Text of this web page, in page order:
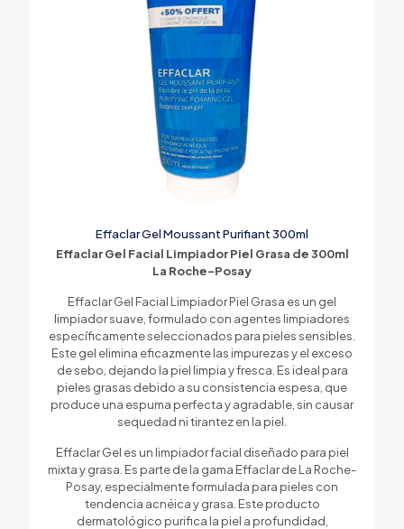
Effaclar Gel Moussant Purifiant 300ml
Effaclar Gel Facial Limpiador Piel Grasa de 300ml
La Roche-Posay
Effaclar Gel Facial Limpiador Piel Grasa es un gel
limpiador suave, formulado con agentes limpiadores
específicamente seleccionados para pieles sensibles.
Este gel elimina eficazmente las impurezas y el exceso
de sebo, dejando la piel limpia y fresca. Es ideal para
pieles grasas debido a su consistencia espesa, que
produce una espuma perfecta y agradable, sin causar
sequedad ni tirantez en la piel.
Effaclar Gel es un limpiador facial diseñado para piel
mixta y grasa. Es parte de la gama Effaclar de La Roche-
Posay, especialmente formulada para pieles con
tendencia acnéica y grasa. Este producto
dermatológico purifica la piel a profundidad,